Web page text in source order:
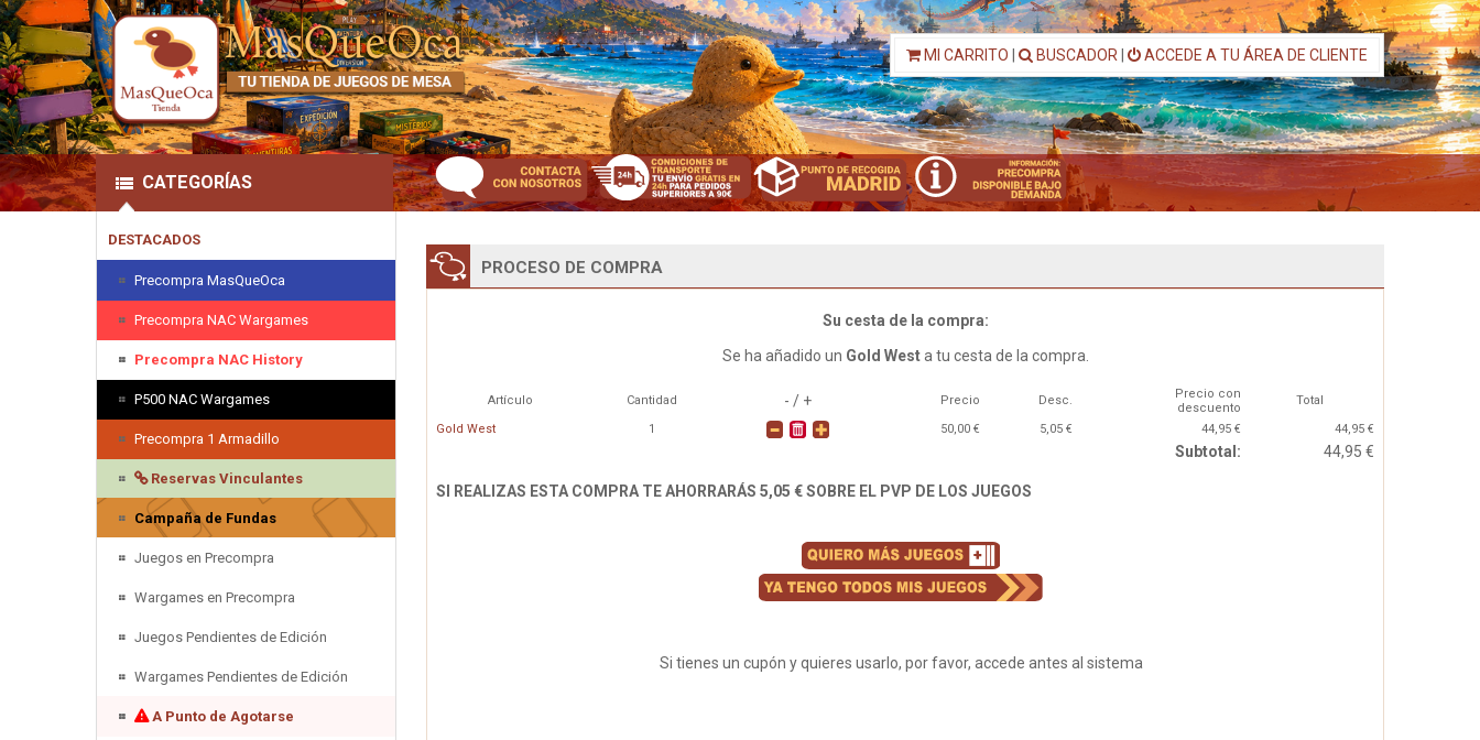
MI CARRITO BUSCADOR ACCEDE A TU ÁREA DE CLIENTE
CATEGORÍAS
DESTACADOS
Precompra MasQueOca
Precompra NAC Wargames
Precompra NAC History
P500 NAC Wargames
Precompra 1 Armadillo
Reservas Vinculantes
Campaña de Fundas
Juegos en Precompra
Wargames en Precompra
Juegos Pendientes de Edición
Wargames Pendientes de Edición
A Punto de Agotarse
PROCESO DE COMPRA
Su cesta de la compra:
Se ha añadido un Gold Westa tu cesta de la compra.
Artículo Cantidad - / + Precio Desc.
Precio con
descuento
Total
Gold West
1 50,00 € 5,05 € 44,95 € 44,95 €
Subtotal: 44,95 €
SI REALIZAS ESTA COMPRA TE AHORRARÁS 5,05 € SOBRE EL PVP DE LOS JUEGOS
Si tienes un cupón y quieres usarlo, por favor, accede antes al sistema